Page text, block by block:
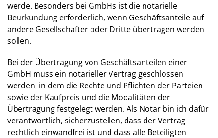
werde. Besonders bei GmbHs ist die notarielle
Beurkundung erforderlich, wenn Geschäftsanteile auf
andere Gesellschafter oder Dritte übertragen werden
sollen.
Bei der Übertragung von Geschäftsanteilen einer
GmbH muss ein notarieller Vertrag geschlossen
werden, in dem die Rechte und Pflichten der Parteien
sowie der Kaufpreis und die Modalitäten der
Übertragung festgelegt werden. Als Notar bin ich dafür
verantwortlich, sicherzustellen, dass der Vertrag
rechtlich einwandfrei ist und dass alle Beteiligten